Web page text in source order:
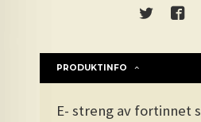
PRODUKTINFO
E- streng av fortinnet